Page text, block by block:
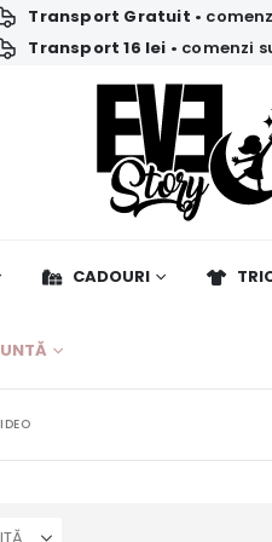
Transport Gratuit •
Transport 16 lei • comenzi
CADOURI